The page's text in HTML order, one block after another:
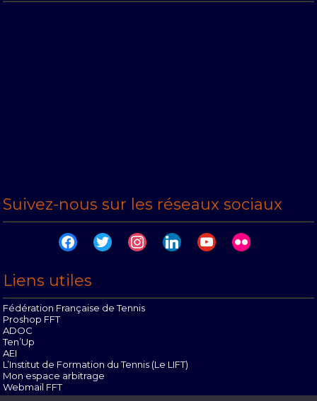
Suivez-nous sur les réseaux sociaux
facebooktwitter instagramlinkedinyoutubeflickr
Liens utiles
Fédération Française de Tennis
Proshop FFT
ADOC
Ten’Up
AEI
L’Institut de Formation du Tennis (Le LIFT)
Mon espace arbitrage
Webmail FFT